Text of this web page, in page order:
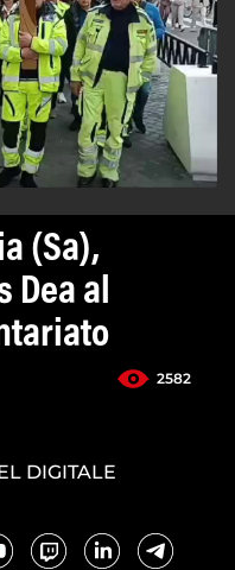
(Sa),
Dea al
2582
DIGITALE